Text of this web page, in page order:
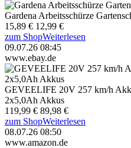
Gardena Arbeitsschürze
15,89 € 12,99 €
zum ShopWeiterlesen
09.07.26 08:45
www.ebay.de
GEVEELIFE 20V 257 km/h
2x5,0Ah Akkus
119,99 € 89,98 €
zum ShopWeiterlesen
08.07.26 08:50
www.amazon.de